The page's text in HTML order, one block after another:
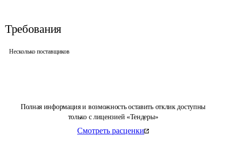
Полная информация и возможность оставить отклик доступны
только с лицензией «Тендеры»
Смотреть расценки
Требования
Несколько поставщиков